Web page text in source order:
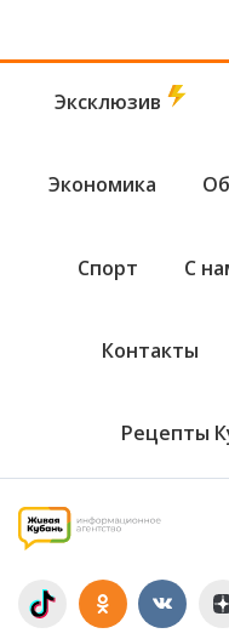
Эксклюзив
Экономика
Спорт С
Контакты
Рецепты